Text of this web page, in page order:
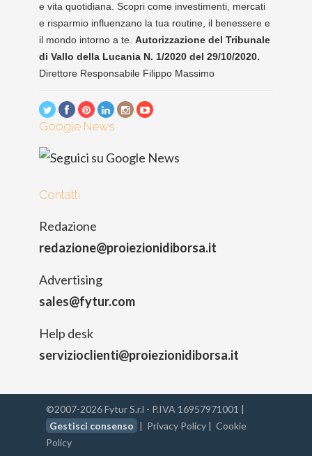
e vita quotidiana. Scopri come investimenti, mercati
e risparmio influenzano la tua routine, il benessere e
il mondo intorno a te. Autorizzazione del Tribunale
di Vallo della Lucania N. 1/2020 del 29/10/2020.
Direttore Responsabile Filippo Massimo
Google News
Contatti
Redazione
redazione@proiezionidiborsa.it
Advertising
sales@fytur.com
Help desk
servizioclienti@proiezionidiborsa.it
©2007-2026 Fytur S.r.l - P.IVA 16957971001 |
Gestisci consenso | Privacy Policy | Cookie
Policy